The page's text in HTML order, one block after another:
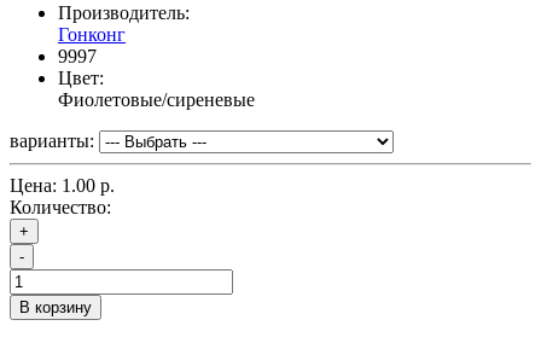
Производитель:
Гонконг
9997
Цвет:
Фиолетовые/сиреневые
варианты:
Цена: 1.00 р.
Количество:
+
-
В корзину